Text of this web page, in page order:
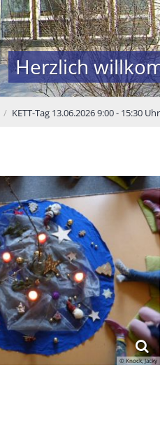
Herzlich
KETT-Tag 13.06.2026 9:00 - 15:30 Uhr
© Knock, Jacky